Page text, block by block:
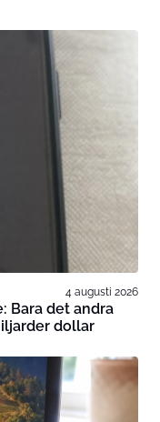
4 augusti 2026
Bara det andra
dollar